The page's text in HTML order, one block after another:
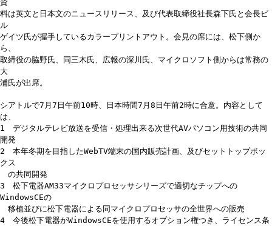
資
料は英文と日本文のニュースリリース、及び代表取締役社長森下氏と会長ビ
ル
ゲイツ氏が握手しているカラープリントアウト。会見の席には、松下側か
ら、
取締役の脇野氏、同三木氏、広報の深川氏、マイクロソフト側からは常務の
大
浦氏が出席。
シアトルで7月7日午前10時、日本時間7月8日午前2時に合意。内容として
は、
1 デジタルテレビ放送を受信・処理出来る次世代AVパソコン用技術の共同
開発
2 本年冬期を目指したWebTV端末の国内販売計画、及びセットトップボッ
クス
の共同開発
3 松下電器AM33マイクロプロセッサシリーズで適切なチップへの
WindowsCEの
移植並びに松下電器による同マイクロプロセッサの全世界への販売
4 今後松下電器がWindowsCEを使用するオプション権つき、ライセンス条